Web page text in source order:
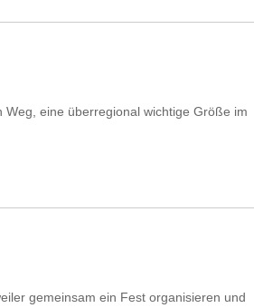
eine überregional wichtige Größe im
gemeinsam ein Fest organisieren und